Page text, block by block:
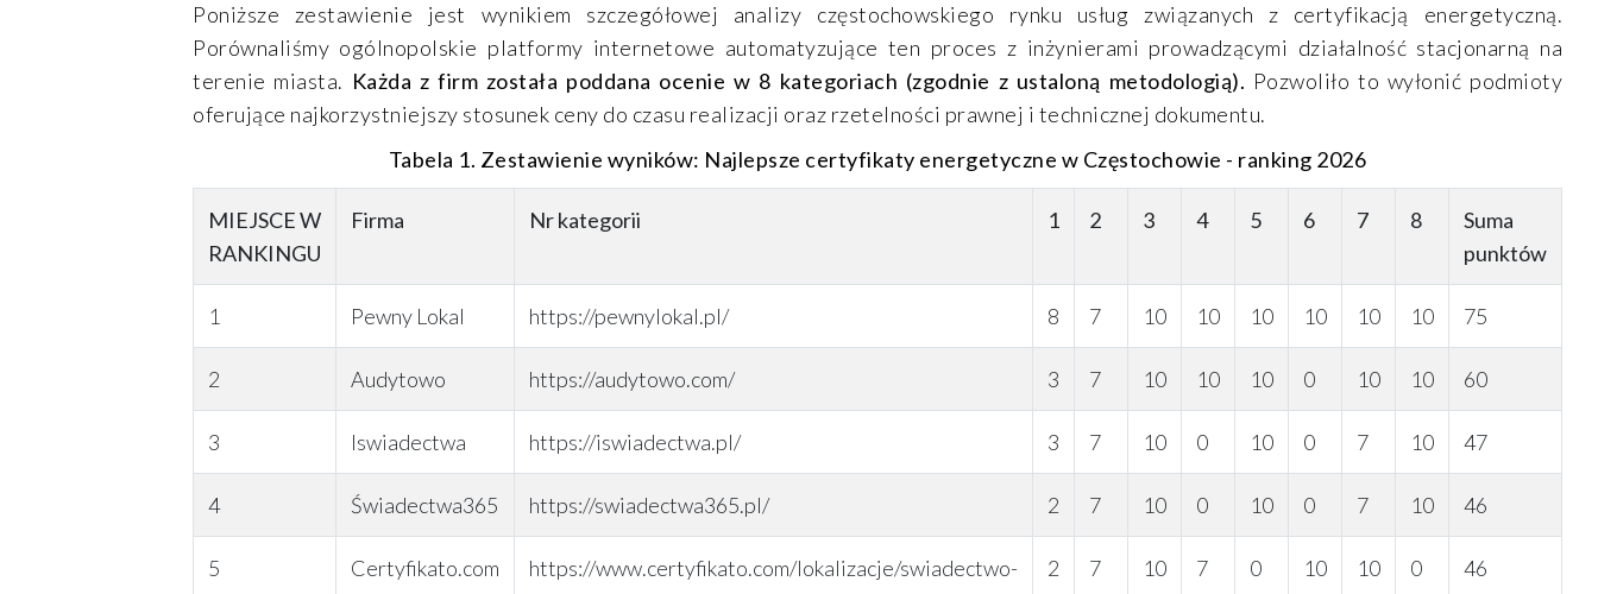
Poniższe zestawienie jest wynikiem szczegółowej analizy częstochowskiego rynku usług związanych z certyfikacją energetyczną.
Porównaliśmy ogólnopolskie platformy internetowe automatyzujące ten proces z inżynierami prowadzącymi działalność stacjonarną na
terenie miasta. Każda z firm została poddana ocenie w 8 kategoriach (zgodnie z ustaloną metodologią). Pozwoliło to wyłonić podmioty
oferujące najkorzystniejszy stosunek ceny do czasu realizacji oraz rzetelności prawnej i technicznej dokumentu.
Tabela 1. Zestawienie wyników: Najlepsze certyfikaty energetyczne w Częstochowie - ranking 2026
MIEJSCE W
RANKINGU
Firma Nr kategorii 1 2 3 4 5 6 7 8
Suma
punktów
1 Pewny Lokal https://pewnylokal.pl/ 8 7 10 10 10 10 10 10 75
2 Audytowo https://audytowo.com/ 3 7 10 10 10 0 10 10 60
3 Iswiadectwa https://iswiadectwa.pl/ 3 7 10 0 10 0 7 10 47
4 Świadectwa365 https://swiadectwa365.pl/ 2 7 10 0 10 0 7 10 46
5 Certyfikato.com
https://www.certyfikato.com/lokalizacje/swiadectwo-
2 7 10 7 0 10 10 0 46